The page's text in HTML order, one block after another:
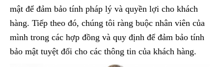
mật để đảm bảo tính pháp lý và quyền lợi cho khách
hàng. Tiếp theo đó, chúng tôi ràng buộc nhân viên của
mình trong các hợp đồng và quy định để đảm bảo tính
bảo mật tuyệt đối cho các thông tin của khách hàng.